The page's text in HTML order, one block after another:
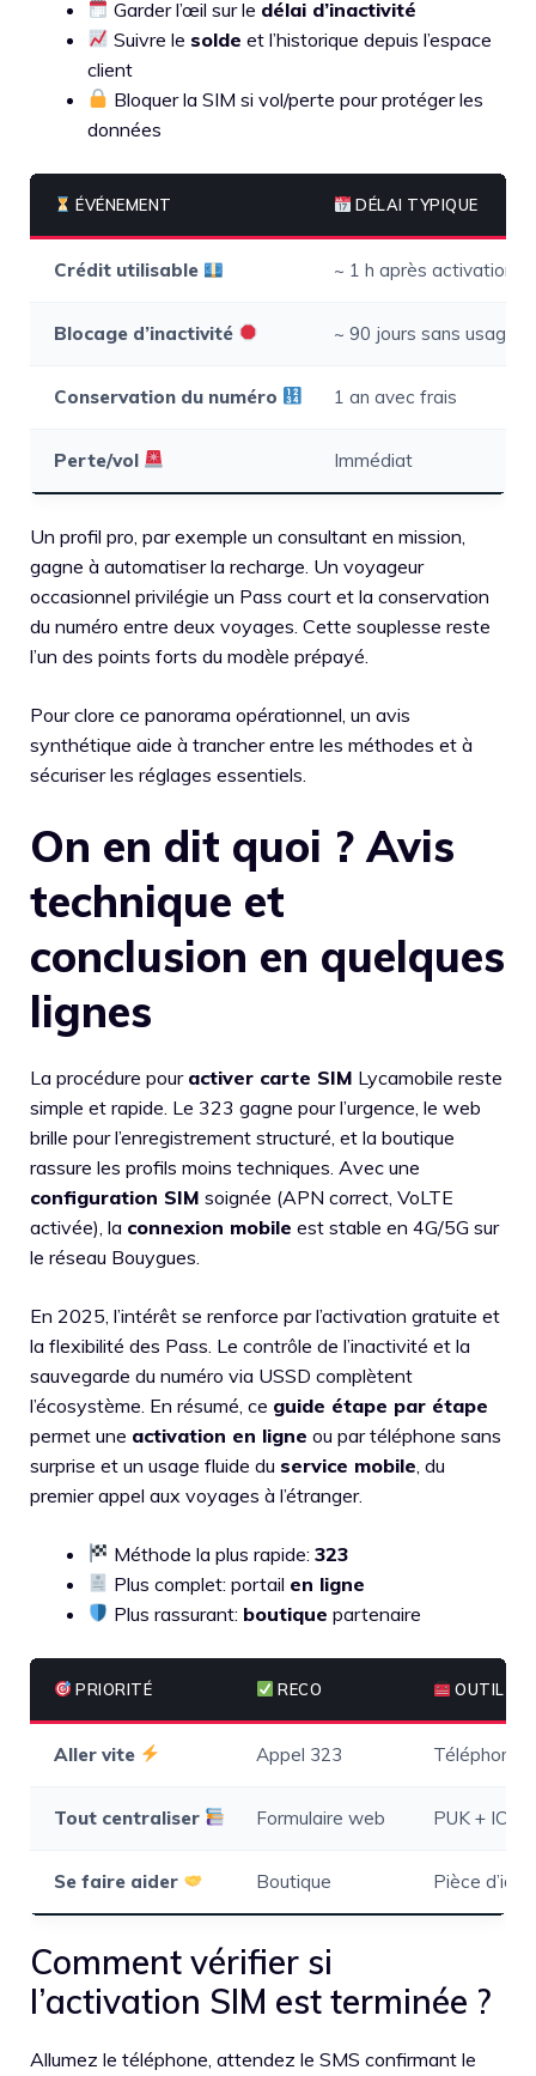
Garder l’œil sur le délai d’inactivité
Suivre le solde et l’historique depuis l’espace
client
Bloquer la SIM si vol/perte pour protéger les
données
ÉVÉNEMENT DÉLAI TYPIQUE
Crédit utilisable ~ 1 h après activation
Blocage d’inactivité ~ 90 jours sans usage
Conservation du numéro 1 an avec frais
Perte/vol Immédiat
Un profil pro, par exemple un consultant en mission,
gagne à automatiser la recharge. Un voyageur
occasionnel privilégie un Pass court et la conservation
du numéro entre deux voyages. Cette souplesse reste
l’un des points forts du modèle prépayé.
Pour clore ce panorama opérationnel, un avis
synthétique aide à trancher entre les méthodes et à
sécuriser les réglages essentiels.
On en dit quoi ? Avis
technique et
conclusion en quelques
lignes
La procédure pour activer carte SIM Lycamobile reste
simple et rapide. Le 323 gagne pour l’urgence, le web
brille pour l’enregistrement structuré, et la boutique
rassure les profils moins techniques. Avec une
configuration SIM soignée (APN correct, VoLTE
activée), la connexion mobile est stable en 4G/5G sur
le réseau Bouygues.
En 2025, l’intérêt se renforce par l’activation gratuite et
la flexibilité des Pass. Le contrôle de l’inactivité et la
sauvegarde du numéro via USSD complètent
l’écosystème. En résumé, ce guide étape par étape
permet une activation en ligne ou par téléphone sans
surprise et un usage fluide du service mobile , du
premier appel aux voyages à l’étranger.
Méthode la plus rapide:323
Plus complet: portail en ligne
Plus rassurant: boutique partenaire
PRIORITÉ RECO OUTIL
Aller vite Appel 323 Téléphone
Tout centraliser Formulaire web PUK +
Se faire aider Boutique Pièce
Comment vérifier si
l’activation SIM est terminée ?
Allumez le téléphone, attendez le SMS confirmant le